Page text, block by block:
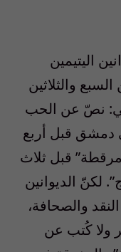
اليتيمين
والثلاثين
نصّ عن الحب
دمشق قبل أربع
قبل ثلاث
لكنّ الديوانين
والصحافة،
ولا كُتب عن